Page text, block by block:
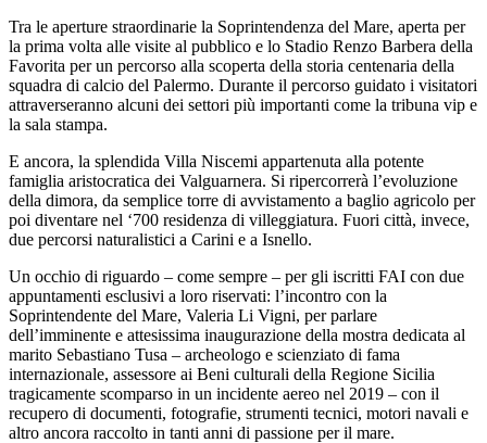
Tra le aperture straordinarie la Soprintendenza del Mare, aperta per
la prima volta alle visite al pubblico e lo Stadio Renzo Barbera della
Favorita per un percorso alla scoperta della storia centenaria della
squadra di calcio del Palermo. Durante il percorso guidato i visitatori
attraverseranno alcuni dei settori più importanti come la tribuna vip e
la sala stampa.
E ancora, la splendida Villa Niscemi appartenuta alla potente
famiglia aristocratica dei Valguarnera. Si ripercorrerà l’evoluzione
della dimora, da semplice torre di avvistamento a baglio agricolo per
poi diventare nel ‘700 residenza di villeggiatura. Fuori città, invece,
due percorsi naturalistici a Carini e a Isnello.
Un occhio di riguardo – come sempre – per gli iscritti FAI con due
appuntamenti esclusivi a loro riservati: l’incontro con la
Soprintendente del Mare, Valeria Li Vigni, per parlare
dell’imminente e attesissima inaugurazione della mostra dedicata al
marito Sebastiano Tusa – archeologo e scienziato di fama
internazionale, assessore ai Beni culturali della Regione Sicilia
tragicamente scomparso in un incidente aereo nel 2019 – con il
recupero di documenti, fotografie, strumenti tecnici, motori navali e
altro ancora raccolto in tanti anni di passione per il mare.